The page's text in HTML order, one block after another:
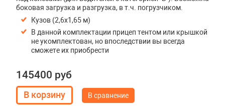
боковая загрузка и разгрузка, в т.ч. погрузчиком.
Кузов (2,6х1,65 м)
В данной комплектации прицеп тентом или крышкой
не укомплектован, но впоследствии вы всегда
сможете их приобрести
145400 руб
В сравнение